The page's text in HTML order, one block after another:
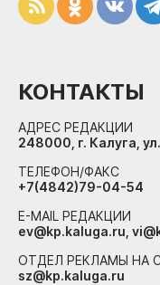
КОНТАКТЫ
АДРЕС РЕДАКЦИИ
248000, г. Калуга,
ТЕЛЕФОН/ФАКС
+7(4842)79-04-54
E-MAIL РЕДАКЦИИ
ev@kp.kaluga.ru,
ОТДЕЛ РЕКЛАМЫ НА
sz@kp.kaluga.ru